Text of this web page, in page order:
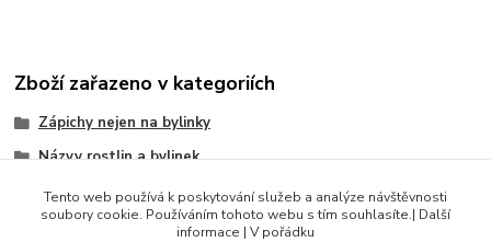
Zboží zařazeno v kategoriích
Zápichy nejen na bylinky
Názvy rostlin a bylinek
Abecedy, číselníky, slova
Slova (bylinky)
Tento web používá k poskytování služeb a analýze návštěvnosti
soubory cookie. Používáním tohoto webu s tím souhlasíte.| Další
informace | V pořádku